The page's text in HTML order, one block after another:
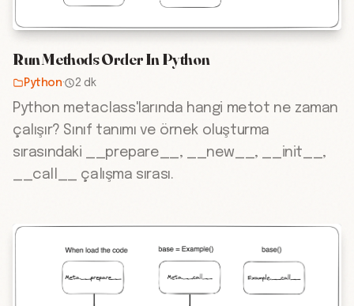
Run Methods Order In Python
Python· 2 dk
Python metaclass'larında hangi metot ne zaman
çalışır? Sınıf tanımı ve örnek oluşturma
sırasındaki __prepare__, __new__, __init__,
__call__ çalışma sırası.